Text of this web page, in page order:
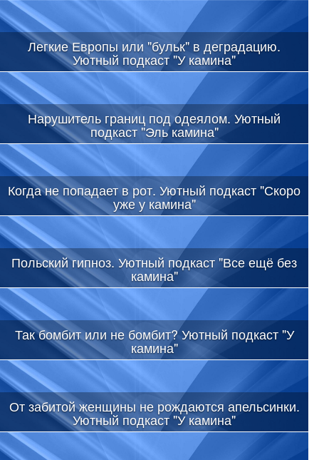
Легкие Европы или "бульк" в деградацию.
Уютный подкаст "У камина"
Нарушитель границ под одеялом. Уютный
подкаст "Эль камина"
Когда не попадает в рот. Уютный подкаст "Скоро
уже у камина"
Польский гипноз. Уютный подкаст "Все ещё без
камина"
Так бомбит или не бомбит? Уютный подкаст "У
камина"
От забитой женщины не рождаются апельсинки.
Уютный подкаст "У камина"